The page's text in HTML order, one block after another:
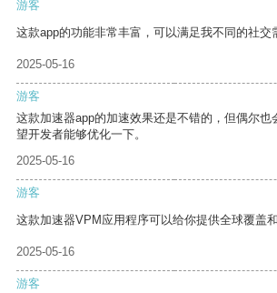
游客
这款app的功能非常丰富，可以满足我不同的社交
2025-05-16
游客
这款加速器app的加速效果还是不错的，但偶尔也
望开发者能够优化一下。
2025-05-16
游客
这款加速器VPM应用程序可以给你提供全球覆盖
2025-05-16
游客